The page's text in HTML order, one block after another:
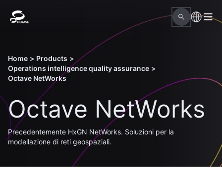
Home > Products >
Operations intelligence quality assurance >
Octave NetWorks
Octave NetWorks
Precedentemente HxGN NetWorks. Soluzioni per la
modellazione di reti geospaziali.